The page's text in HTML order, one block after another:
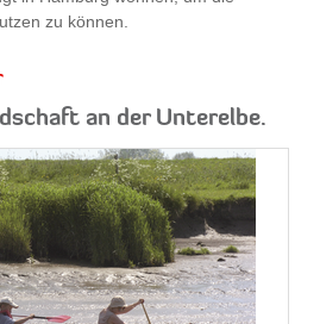
zu können.
an der Unterelbe.